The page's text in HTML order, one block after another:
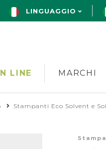
LINGUAGGIO
LINE MARCHI
Stampanti Eco Solvent e